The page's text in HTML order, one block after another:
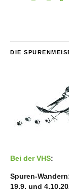
DIE
Bei der VHS:
Spuren-
19.9. und